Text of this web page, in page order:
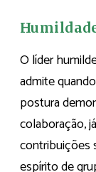
O líder
admite
postura
colaboração,
contribuições
espírito de